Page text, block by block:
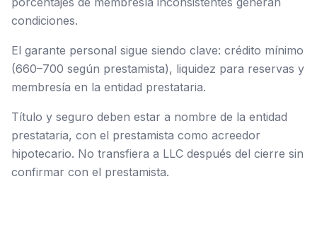
condiciones.
El garante personal sigue siendo clave: crédito mínimo
(660–700 según prestamista), liquidez para reservas y
membresía en la entidad prestataria.
Título y seguro deben estar a nombre de la entidad
prestataria, con el prestamista como acreedor
hipotecario. No transfiera a LLC después del cierre sin
confirmar con el prestamista.